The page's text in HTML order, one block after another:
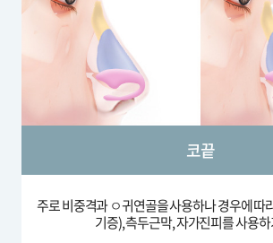
코끝
주로 비중격과 ㅇ귀연골을 사용하나 경우에 따
기증), 측두근막, 자가진피를 사용